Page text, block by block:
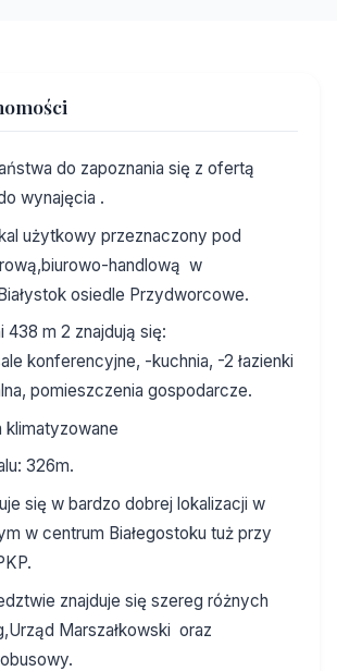
do zapoznania się z ofertą
wynajęcia .
użytkowy przeznaczony pod
handlową w
osiedle Przydworcowe.
438 m 2 znajdują się:
konferencyjne, -kuchnia, -2 łazienki
pomieszczenia gospodarcze.
klimatyzowane
326m.
się w bardzo dobrej lokalizacji w
w centrum Białegostoku tuż przy
znajduje się szereg różnych
Marszałkowski oraz